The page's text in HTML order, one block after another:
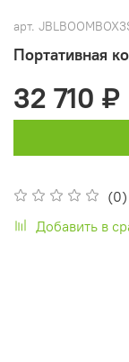
арт.
Портативная
(0)
Добавить в
32 710 ₽